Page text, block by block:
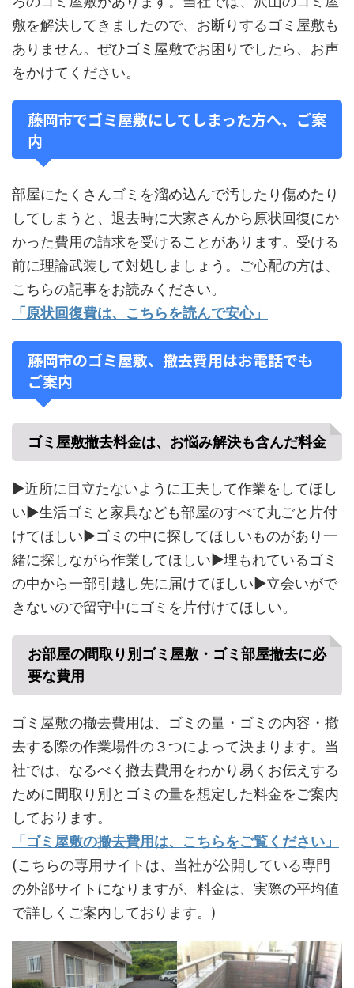
敷を解決してきましたので、お断りするゴミ屋敷も
ありません。ぜひゴミ屋敷でお困りでしたら、お声
をかけてください。
藤岡市でゴミ屋敷にしてしまった方へ、ご案
内
部屋にたくさんゴミを溜め込んで汚したり傷めたり
してしまうと、退去時に大家さんから原状回復にか
かった費用の請求を受けることがあります。受ける
前に理論武装して対処しましょう。ご心配の方は、
こちらの記事をお読みください。
「原状回復費は、こちらを読んで安心」
藤岡市のゴミ屋敷、撤去費用はお電話でも
ご案内
ゴミ屋敷撤去料金は、お悩み解決も含んだ料金
▶近所に目立たないように工夫して作業をしてほし
い▶生活ゴミと家具なども部屋のすべて丸ごと片付
けてほしい▶ゴミの中に探してほしいものがあり一
緒に探しながら作業してほしい▶埋もれているゴミ
の中から一部引越し先に届けてほしい▶立会いがで
きないので留守中にゴミを片付けてほしい。
お部屋の間取り別ゴミ屋敷・ゴミ部屋撤去に必
要な費用
ゴミ屋敷の撤去費用は、ゴミの量・ゴミの内容・撤
去する際の作業場件の３つによって決まります。当
社では、なるべく撤去費用をわかり易くお伝えする
ために間取り別とゴミの量を想定した料金をご案内
しております。
「ゴミ屋敷の撤去費用は、こちらをご覧ください」
(こちらの専用サイトは、当社が公開している専門
の外部サイトになりますが、料金は、実際の平均値
で詳しくご案内しております。)